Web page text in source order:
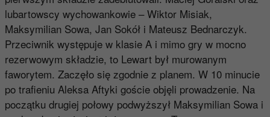
lubartowscy wychowankowie – Wiktor Misiak,
Maksymilian Sowa, Jan Sokół i Mateusz Bednarczyk.
Przeciwnik występuje w klasie A i mimo gry w mocno
rezerwowym składzie, to Lewart był murowanym
faworytem. Zaczęło się zgodnie z planem. W 10 minucie
po trafieniu Aleksa Aftyki goście objęli prowadzenie. Na
początku drugiej połowy podwyższył Maksymilian Sowa i